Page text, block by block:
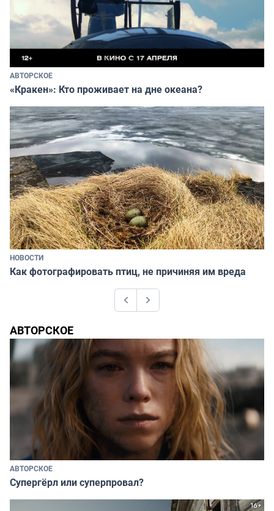
АВТОРСКОЕ
«Кракен»: Кто проживает на дне океана?
НОВОСТИ
Как фотографировать птиц, не причиняя им вреда
PreviousNext
АВТОРСКОЕ
АВТОРСКОЕ
Супергёрл или суперпровал?